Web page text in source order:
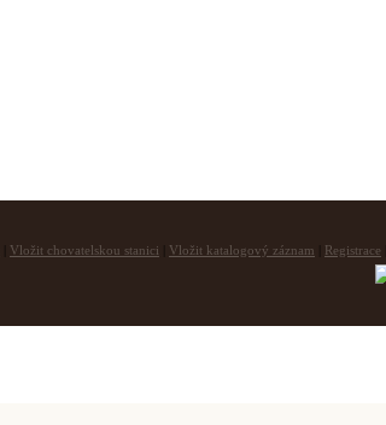
Vložit chovatelskou stanici Vložit katalogový záznam Registrace